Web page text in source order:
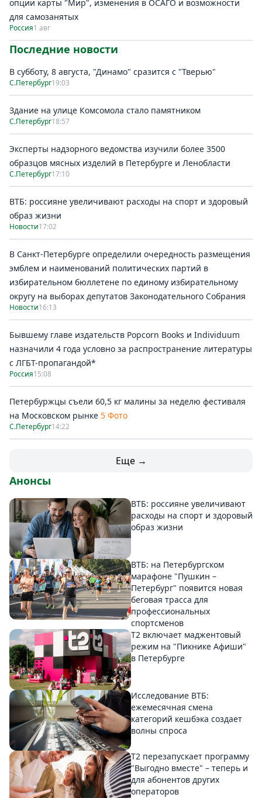
опции карты "Мир", изменения в ОСАГО и возможности
для самозанятых
Россия1 авг
Последние новости
В субботу, 8 августа, "Динамо" сразится с "Тверью"
С.Петербург19:03
Здание на улице Комсомола стало памятником
С.Петербург18:57
Эксперты надзорного ведомства изучили более 3500
образцов мясных изделий в Петербурге и Ленобласти
С.Петербург17:10
ВТБ: россияне увеличивают расходы на спорт и здоровый
образ жизни
Новости17:02
В Санкт-Петербурге определили очередность размещения
эмблем и наименований политических партий в
избирательном бюллетене по единому избирательному
округу на выборах депутатов Законодательного Собрания
Новости16:13
Бывшему главе издательств Popcorn Books и Individuum
назначили 4 года условно за распространение литературы
с ЛГБТ-пропагандой*
Россия15:08
Петербуржцы съели 60,5 кг малины за неделю фестиваля
на Московском рынке 5 Фото
С.Петербург14:22
Еще →
Анонсы
ВТБ: россияне увеличивают
расходы на спорт и здоровый
образ жизни
ВТБ: на Петербургском
марафоне "Пушкин –
Петербург" появится новая
беговая трасса для
профессиональных
спортсменов
Т2 включает маджентовый
режим на "Пикнике Афиши"
в Петербурге
Исследование ВТБ:
ежемесячная смена
категорий кешбэка создает
волны спроса
Т2 перезапускает программу
"Выгодно вместе" – теперь и
для абонентов других
операторов